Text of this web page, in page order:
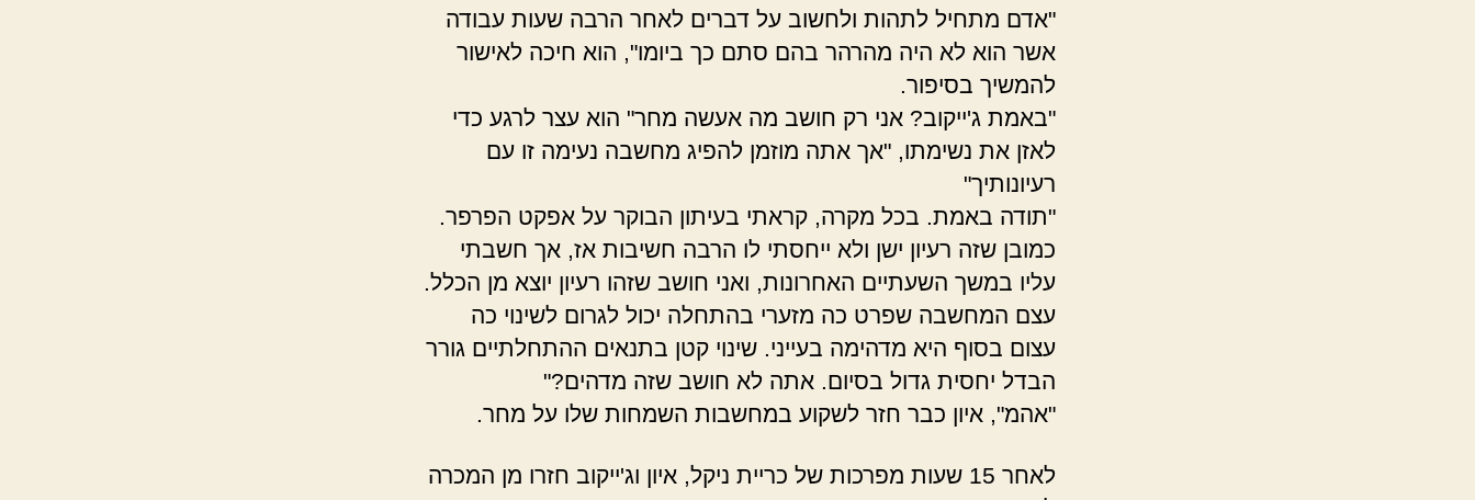
"אדם מתחיל לתהות ולחשוב על דברים לאחר הרבה שעות עבודה
אשר הוא לא היה מהרהר בהם סתם כך ביומו", הוא חיכה לאישור
להמשיך בסיפור.
"באמת ג'ייקוב? אני רק חושב מה אעשה מחר" הוא עצר לרגע כדי
לאזן את נשימתו, "אך אתה מוזמן להפיג מחשבה נעימה זו עם
רעיונותיך"
"תודה באמת. בכל מקרה, קראתי בעיתון הבוקר על אפקט הפרפר.
כמובן שזה רעיון ישן ולא ייחסתי לו הרבה חשיבות אז, אך חשבתי
עליו במשך השעתיים האחרונות, ואני חושב שזהו רעיון יוצא מן הכלל.
עצם המחשבה שפרט כה מזערי בהתחלה יכול לגרום לשינוי כה
עצום בסוף היא מדהימה בעייני. שינוי קטן בתנאים ההתחלתיים גורר
הבדל יחסית גדול בסיום. אתה לא חושב שזה מדהים?"
"אהמ", איון כבר חזר לשקוע במחשבות השמחות שלו על מחר.
לאחר 15 שעות מפרכות של כריית ניקל, איון וג'ייקוב חזרו מן המכרה